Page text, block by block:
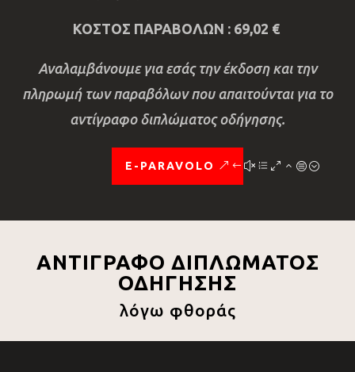
ΚΟΣΤΟΣ ΠΑΡΑΒΟΛΩΝ : 69,02 €
Αναλαμβάνουμε για εσάς την έκδοση και την
πληρωμή των παραβόλων που απαιτούνται για το
αντίγραφο διπλώματος οδήγησης.
E-PARAVOLO
ΑΝΤΙΓΡΑΦΟ ΔΙΠΛΩΜΑΤΟΣ
ΟΔΗΓΗΣΗΣ
λόγω φθοράς